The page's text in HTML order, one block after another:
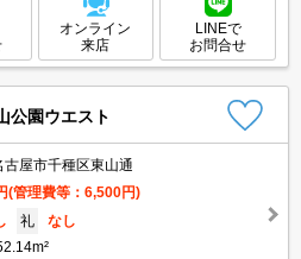
オンライン
来店
LINEで
お問合せ
公園ウエスト
古屋市千種区東山通
(管理費等：6,500円)
礼
なし